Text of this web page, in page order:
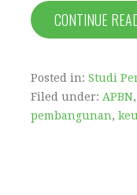
CONTINUE
Posted in: Studi
Filed under: APBN,
pembangunan,